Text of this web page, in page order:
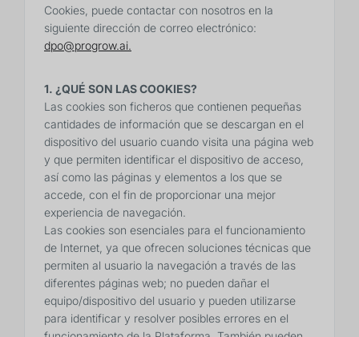
Cookies, puede contactar con nosotros en la
siguiente dirección de correo electrónico:
dpo@progrow.ai.
1. ¿QUÉ SON LAS COOKIES?
Las cookies son ficheros que contienen pequeñas
cantidades de información que se descargan en el
dispositivo del usuario cuando visita una página web
y que permiten identificar el dispositivo de acceso,
así como las páginas y elementos a los que se
accede, con el fin de proporcionar una mejor
experiencia de navegación.
Las cookies son esenciales para el funcionamiento
de Internet, ya que ofrecen soluciones técnicas que
permiten al usuario la navegación a través de las
diferentes páginas web; no pueden dañar el
equipo/dispositivo del usuario y pueden utilizarse
para identificar y resolver posibles errores en el